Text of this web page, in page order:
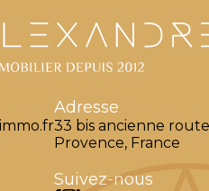
Adresse
33 bis ancienne
Provence, France
Suivez-nous